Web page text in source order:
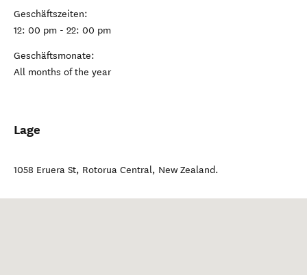
Geschäftszeiten:
12: 00 pm - 22: 00 pm
Geschäftsmonate:
All months of the year
Lage
1058 Eruera St, Rotorua Central, New Zealand.